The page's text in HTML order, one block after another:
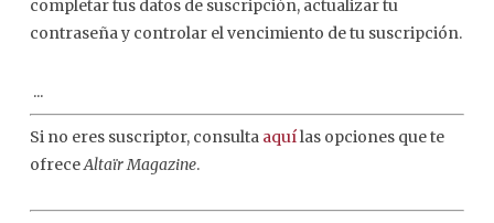
completar tus datos de suscripción, actualizar tu
contraseña y controlar el vencimiento de tu suscripción.
...
Si no eres suscriptor, consulta aquílas opciones que te
ofreceAltaïr Magazine.